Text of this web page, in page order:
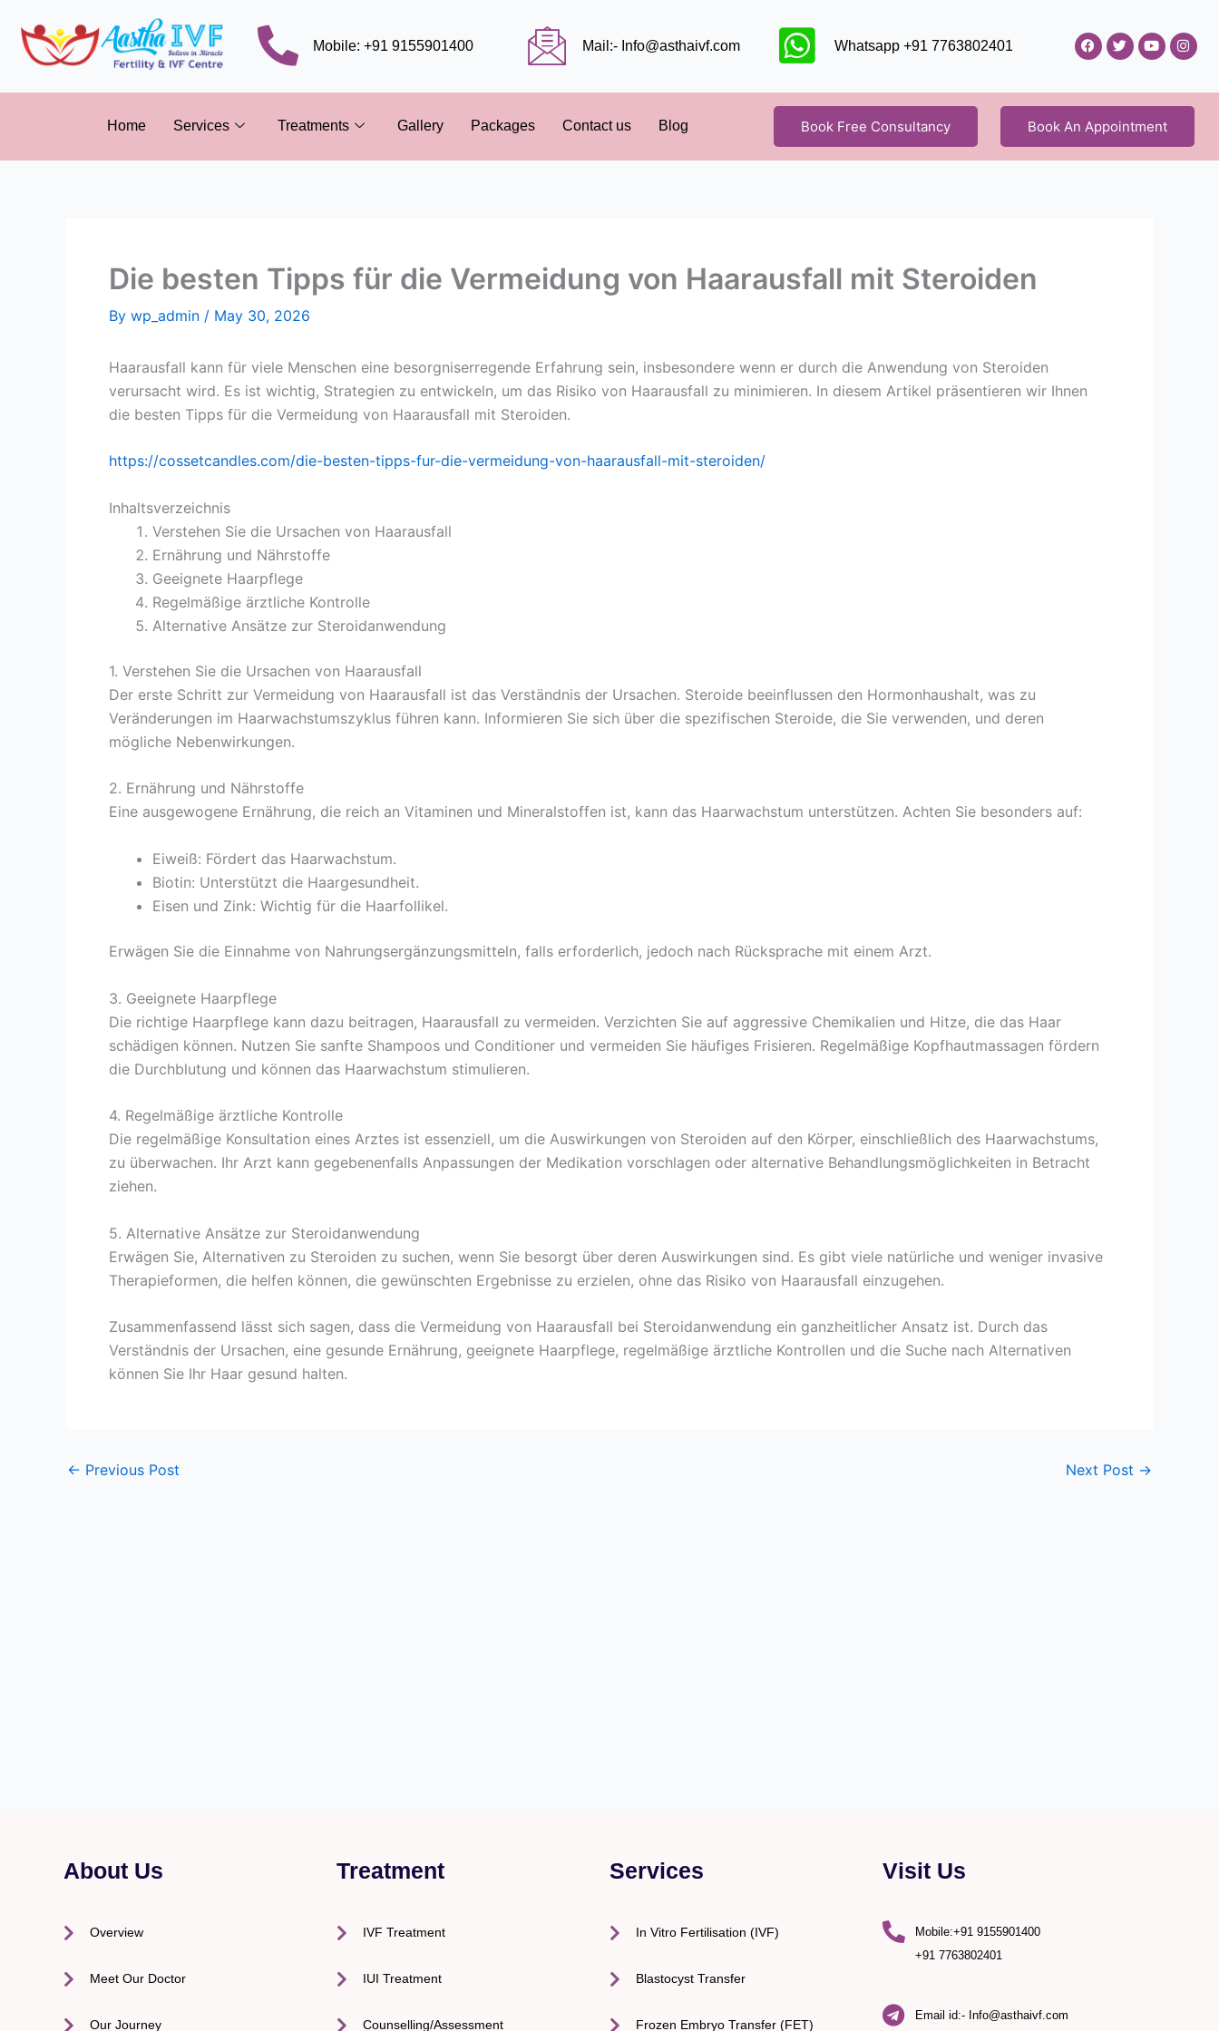
content
Mobile: +91 9155901400 Mail:- Info@asthaivf.com Whatsapp +91 7763802401 F
a
c
b
o
o
k
T
w
i
t
e
r
Y
o
u
u
b
e
I
n
s
a
g
m
Home Services Treatments Gallery Packages Contact us Blog Book Free Consultancy Book An Appointment
Die besten Tipps für die Vermeidung von Haarausfall mit Steroiden
By wp_admin / May 30, 2026
Haarausfall kann für viele Menschen eine besorgniserregende Erfahrung sein, insbesondere wenn er durch die Anwendung von Steroiden
verursacht wird. Es ist wichtig, Strategien zu entwickeln, um das Risiko von Haarausfall zu minimieren. In diesem Artikel präsentieren wir Ihnen
die besten Tipps für die Vermeidung von Haarausfall mit Steroiden.
https://cossetcandles.com/die-besten-tipps-fur-die-vermeidung-von-haarausfall-mit-steroiden/
Inhaltsverzeichnis
Verstehen Sie die Ursachen von Haarausfall
Ernährung und Nährstoffe
Geeignete Haarpflege
Regelmäßige ärztliche Kontrolle
Alternative Ansätze zur Steroidanwendung
1. Verstehen Sie die Ursachen von Haarausfall
Der erste Schritt zur Vermeidung von Haarausfall ist das Verständnis der Ursachen. Steroide beeinflussen den Hormonhaushalt, was zu
Veränderungen im Haarwachstumszyklus führen kann. Informieren Sie sich über die spezifischen Steroide, die Sie verwenden, und deren
mögliche Nebenwirkungen.
2. Ernährung und Nährstoffe
Eine ausgewogene Ernährung, die reich an Vitaminen und Mineralstoffen ist, kann das Haarwachstum unterstützen. Achten Sie besonders auf:
Eiweiß: Fördert das Haarwachstum.
Biotin: Unterstützt die Haargesundheit.
Eisen und Zink: Wichtig für die Haarfollikel.
Erwägen Sie die Einnahme von Nahrungsergänzungsmitteln, falls erforderlich, jedoch nach Rücksprache mit einem Arzt.
3. Geeignete Haarpflege
Die richtige Haarpflege kann dazu beitragen, Haarausfall zu vermeiden. Verzichten Sie auf aggressive Chemikalien und Hitze, die das Haar
schädigen können. Nutzen Sie sanfte Shampoos und Conditioner und vermeiden Sie häufiges Frisieren. Regelmäßige Kopfhautmassagen fördern
die Durchblutung und können das Haarwachstum stimulieren.
4. Regelmäßige ärztliche Kontrolle
Die regelmäßige Konsultation eines Arztes ist essenziell, um die Auswirkungen von Steroiden auf den Körper, einschließlich des Haarwachstums,
zu überwachen. Ihr Arzt kann gegebenenfalls Anpassungen der Medikation vorschlagen oder alternative Behandlungsmöglichkeiten in Betracht
ziehen.
5. Alternative Ansätze zur Steroidanwendung
Erwägen Sie, Alternativen zu Steroiden zu suchen, wenn Sie besorgt über deren Auswirkungen sind. Es gibt viele natürliche und weniger invasive
Therapieformen, die helfen können, die gewünschten Ergebnisse zu erzielen, ohne das Risiko von Haarausfall einzugehen.
Zusammenfassend lässt sich sagen, dass die Vermeidung von Haarausfall bei Steroidanwendung ein ganzheitlicher Ansatz ist. Durch das
Verständnis der Ursachen, eine gesunde Ernährung, geeignete Haarpflege, regelmäßige ärztliche Kontrollen und die Suche nach Alternativen
können Sie Ihr Haar gesund halten.
← Previous Post Next Post →
About Us
Overview
Meet Our Doctor
Our Journey
Treatment
IVF Treatment
IUI Treatment
Counselling/Assessment
Services
In Vitro Fertilisation (IVF)
Blastocyst Transfer
Frozen Embryo Transfer (FET)
Visit Us
Mobile:+91 9155901400
+91 7763802401
Email id:- Info@asthaivf.com